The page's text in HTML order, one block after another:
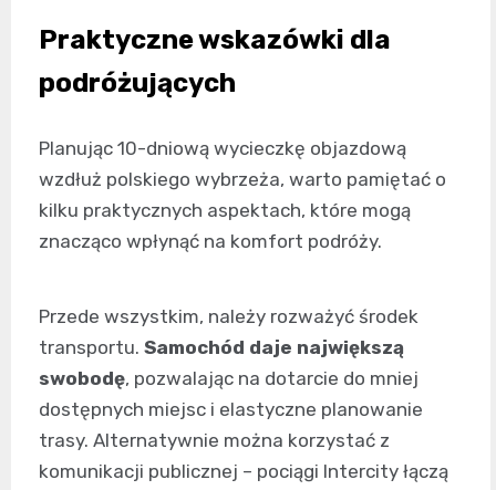
Praktyczne wskazówki dla
podróżujących
Planując 10-dniową wycieczkę objazdową
wzdłuż polskiego wybrzeża, warto pamiętać o
kilku praktycznych aspektach, które mogą
znacząco wpłynąć na komfort podróży.
Przede wszystkim, należy rozważyć środek
transportu. Samochód daje największą
swobodę, pozwalając na dotarcie do mniej
dostępnych miejsc i elastyczne planowanie
trasy. Alternatywnie można korzystać z
komunikacji publicznej – pociągi Intercity łączą